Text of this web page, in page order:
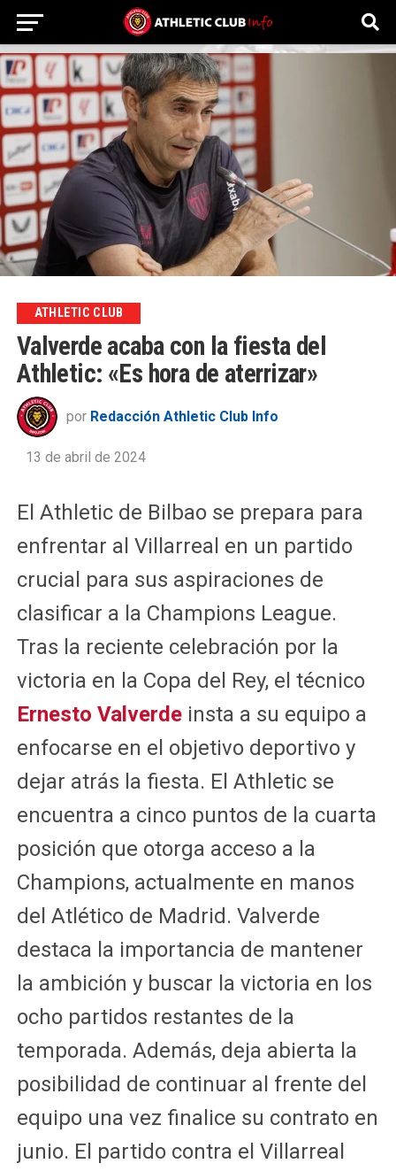
ATHLETIC CLUB
Valverde acaba con la fiesta del
Athletic: «Es hora de aterrizar»
por Redacción Athletic Club Info
13 de abril de 2024
El Athletic de Bilbao se prepara para
enfrentar al Villarreal en un partido
crucial para sus aspiraciones de
clasificar a la Champions League.
Tras la reciente celebración por la
victoria en la Copa del Rey, el técnico
Ernesto Valverdeinsta a su equipo a
enfocarse en el objetivo deportivo y
dejar atrás la fiesta. El Athletic se
encuentra a cinco puntos de la cuarta
posición que otorga acceso a la
Champions, actualmente en manos
del Atlético de Madrid. Valverde
destaca la importancia de mantener
la ambición y buscar la victoria en los
ocho partidos restantes de la
temporada. Además, deja abierta la
posibilidad de continuar al frente del
equipo una vez finalice su contrato en
junio. El partido contra el Villarreal